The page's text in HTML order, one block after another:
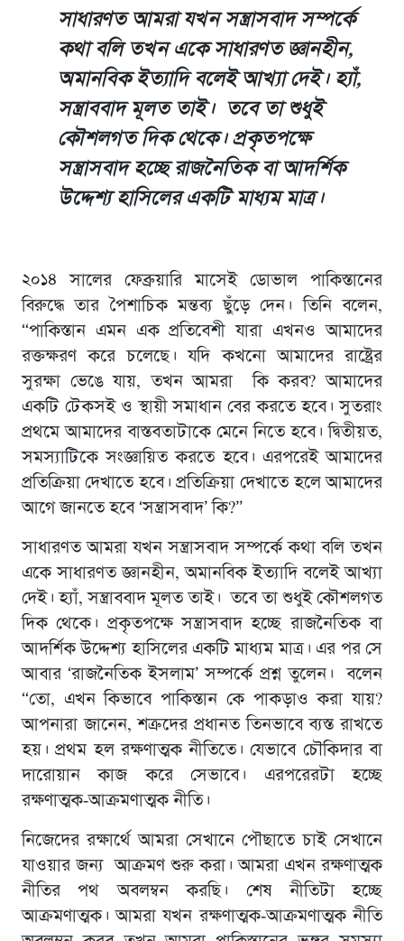
সাধারণত আমরা যখন সন্ত্রাসবাদ সম্পর্কে
কথা বলি তখন একে সাধারণত জ্ঞানহীন,
অমানবিক ইত্যাদি বলেই আখ্যা দেই। হ্যাঁ,
সন্ত্রাববাদ মূলত তাই। তবে তা শুধুই
কৌশলগত দিক থেকে। প্রকৃতপক্ষে
সন্ত্রাসবাদ হচ্ছে রাজনৈতিক বা আদর্শিক
উদ্দেশ্য হাসিলের একটি মাধ্যম মাত্র।
২০১৪ সালের ফেব্রুয়ারি মাসেই ডোভাল পাকিস্তানের
বিরুদ্ধে তার পৈশাচিক মন্তব্য ছুঁড়ে দেন। তিনি বলেন,
“পাকিস্তান এমন এক প্রতিবেশী যারা এখনও আমাদের
রক্তক্ষরণ করে চলেছে। যদি কখনো আমাদের রাষ্ট্রের
সুরক্ষা ভেঙে যায়, তখন আমরা কি করব? আমাদের
একটি টেকসই ও স্থায়ী সমাধান বের করতে হবে। সুতরাং
প্রথমে আমাদের বাস্তবতাটাকে মেনে নিতে হবে। দ্বিতীয়ত,
সমস্যাটিকে সংজ্ঞায়িত করতে হবে। এরপরেই আমাদের
প্রতিক্রিয়া দেখাতে হবে। প্রতিক্রিয়া দেখাতে হলে আমাদের
আগে জানতে হবে ‘সন্ত্রাসবাদ’ কি?”
সাধারণত আমরা যখন সন্ত্রাসবাদ সম্পর্কে কথা বলি তখন
একে সাধারণত জ্ঞানহীন, অমানবিক ইত্যাদি বলেই আখ্যা
দেই। হ্যাঁ, সন্ত্রাববাদ মূলত তাই। তবে তা শুধুই কৌশলগত
দিক থেকে। প্রকৃতপক্ষে সন্ত্রাসবাদ হচ্ছে রাজনৈতিক বা
আদর্শিক উদ্দেশ্য হাসিলের একটি মাধ্যম মাত্র। এর পর সে
আবার ‘রাজনৈতিক ইসলাম’ সম্পর্কে প্রশ্ন তুলেন। বলেন
“তো, এখন কিভাবে পাকিস্তান কে পাকড়াও করা যায়?
আপনারা জানেন, শত্রুদের প্রধানত তিনভাবে ব্যস্ত রাখতে
হয়। প্রথম হল রক্ষণাত্মক নীতিতে। যেভাবে চৌকিদার বা
দারোয়ান কাজ করে সেভাবে। এরপরেরটা হচ্ছে
রক্ষণাত্মক-আক্রমণাত্মক নীতি।
নিজেদের রক্ষার্থে আমরা সেখানে পৌছাতে চাই সেখানে
যাওয়ার জন্য আক্রমণ শুরু করা। আমরা এখন রক্ষণাত্মক
নীতির পথ অবলম্বন করছি। শেষ নীতিটা হচ্ছে
আক্রমণাত্মক। আমরা যখন রক্ষণাত্মক-আক্রমণাত্মক নীতি